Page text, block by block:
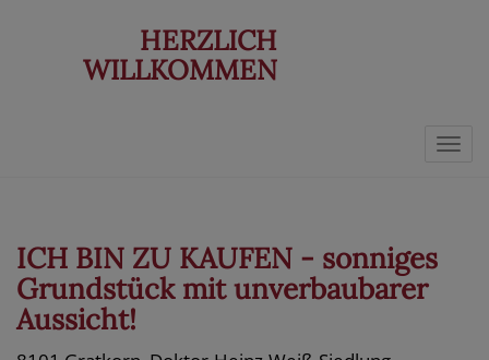
HERZLICH
WILLKOMMEN
ICH BIN ZU KAUFEN - sonniges
Grundstück mit unverbaubarer
Aussicht!